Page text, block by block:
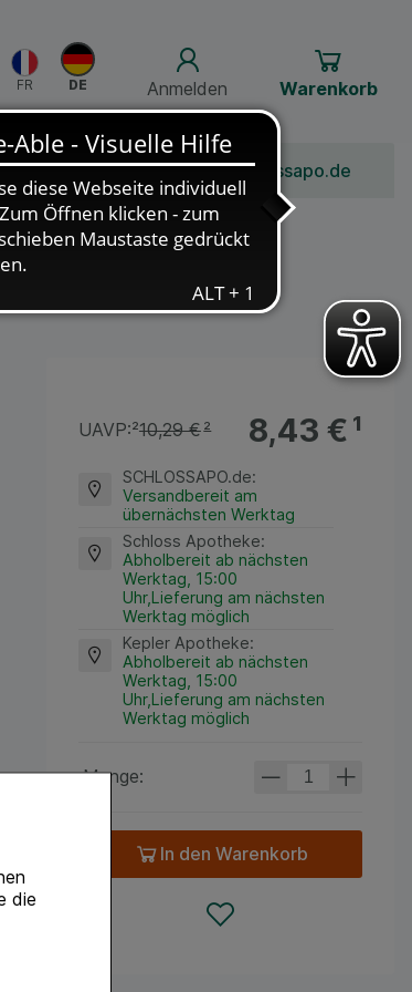
die
Anmelden Warenkorb
Jobs Über Schlossapo.de
8,43 €¹
UAVP:²10,29 €²
SCHLOSSAPO.de:
Versandbereit am
übernächsten Werktag
Schloss Apotheke:
Abholbereit ab nächsten
Werktag, 15:00
Uhr,Lieferung am nächsten
Werktag möglich
Kepler Apotheke:
Abholbereit ab nächsten
Werktag, 15:00
Uhr,Lieferung am nächsten
Werktag möglich
Menge:
In den Warenkorb